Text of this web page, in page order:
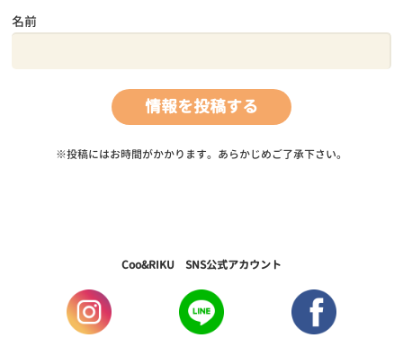
名前
※投稿にはお時間がかかります。あらかじめご了承下さい。
Coo&RIKU SNS公式アカウント